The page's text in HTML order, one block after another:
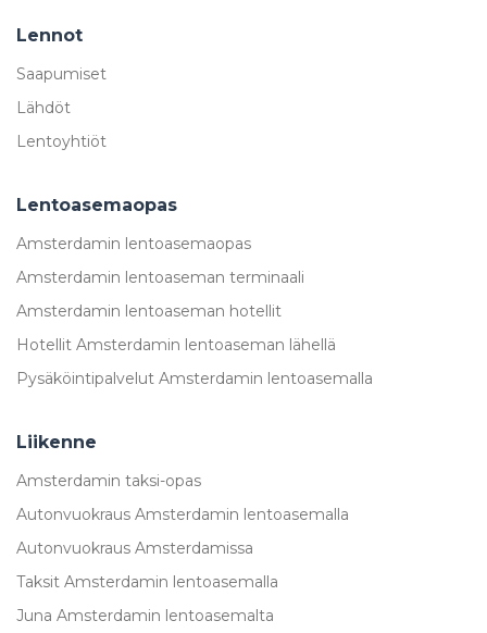
Lennot
Saapumiset
Lähdöt
Lentoyhtiöt
Lentoasemaopas
Amsterdamin lentoasemaopas
Amsterdamin lentoaseman terminaali
Amsterdamin lentoaseman hotellit
Hotellit Amsterdamin lentoaseman lähellä
Pysäköintipalvelut Amsterdamin lentoasemalla
Liikenne
Amsterdamin taksi-opas
Autonvuokraus Amsterdamin lentoasemalla
Autonvuokraus Amsterdamissa
Taksit Amsterdamin lentoasemalla
Juna Amsterdamin lentoasemalta